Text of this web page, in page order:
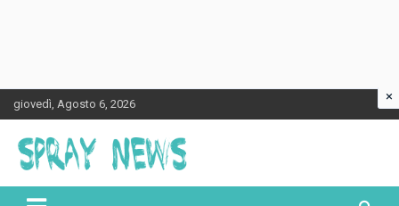
Skip
to
content
giovedì, Agosto 6, 2026
Spraynews.it
×